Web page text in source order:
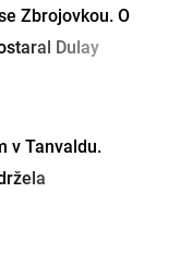
Zbrojovkou. O
Dulay
v Tanvaldu.